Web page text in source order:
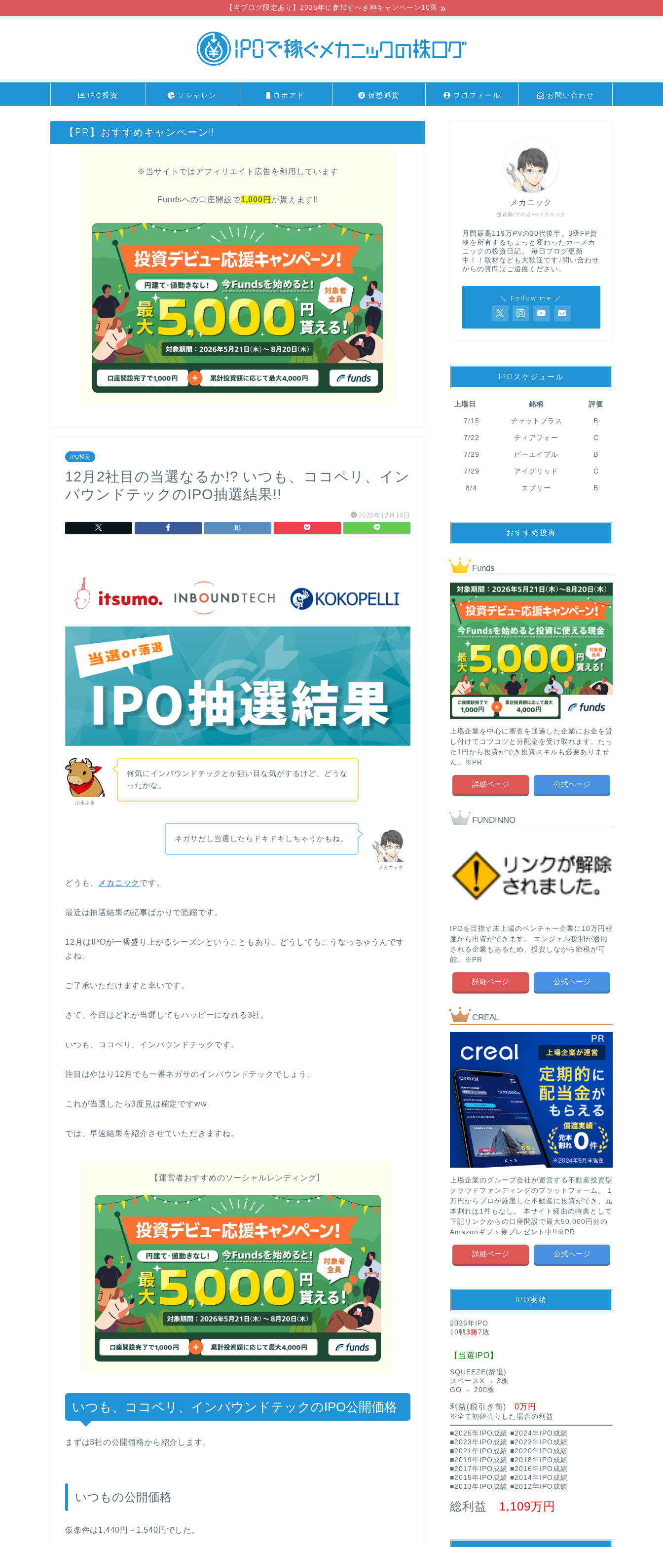
【当ブログ限定あり】2026年に参加すべき神キャンペーン10選
IPO投資 ソシャレン ロボアド 仮想通貨 プロフィール お問い合わせ
【PR】おすすめキャンペーン!!
※当サイトではアフィリエイト広告を利用しています
Fundsへの口座開設で1,000円 が貰えます!!
IPO投資
12月2社目の当選なるか!? いつも、ココペリ、イン
バウンドテックのIPO抽選結果!!
2020年12月14日
ぶるぶる
何気にインバウンドテックとか狙い目な気がするけど、どうな
ったかな。
メカニック
ネガサだし当選したらドキドキしちゃうかもね。
どうも、 メカニック です。
最近は抽選結果の記事ばかりで恐縮です。
12月はIPOが一番盛り上がるシーズンということもあり、どうしてもこうなっちゃうんです
よね。
ご了承いただけますと幸いです。
さて、今回はどれが当選してもハッピーになれる3社。
いつも、ココペリ、インバウンドテックです。
注目はやはり12月でも一番ネガサのインバウンドテックでしょう。
これが当選したら3度見は確定ですww
では、早速結果を紹介させていただきますね。
【運営者おすすめのソーシャルレンディング】
いつも、ココペリ、インバウンドテックのIPO公開価格
まずは3社の公開価格から紹介します。
いつもの公開価格
仮条件は1,440円～1,540円でした。
投資家/ブロガー/メカニック
メカニック
月間最高119万PVの30代後半、3級FP資
格を所有するちょっと変わったカーメカ
ニックの投資日記。 毎日ブログ更新
中！！取材なども大歓迎です♪問い合わせ
からの質問はご遠慮ください。
＼ Follow me ／
IPOスケジュール
上場日 銘柄 評価
7/15 チャットプラス B
7/22 ティアフォー C
7/29 ビーエイブル B
7/29 アイグリッド C
8/4 エブリー B
おすすめ投資
Funds
上場企業を中心に審査を通過した企業にお金を貸
し付けてコツコツと分配金を受け取れます。たっ
た1円から投資ができ投資スキルも必要ありませ
ん。※PR
詳細ページ 公式ページ
FUNDINNO
IPOを目指す未上場のベンチャー企業に10万円程
度から出資ができます。 エンジェル税制が適用
される企業もあるため、投資しながら節税が可
能。※PR
詳細ページ 公式ページ
CREAL
上場企業のグループ会社が運営する不動産投資型
クラウドファンディングのプラットフォーム。 1
万円からプロが厳選した不動産に投資ができ、元
本割れは1件もなし。 本サイト経由の特典として
下記リンクからの口座開設で最大50,000円分の
Amazonギフト券プレゼント中!!※PR
詳細ページ 公式ページ
IPO実績
2026年IPO
10戦3勝7敗
【当選IPO】
SQUEEZE(辞退)
スペースX → 3株
GO → 200株
利益(税引き前) 0万円
※全て初値売りした場合の利益
■2025年IPO成績 ■2024年IPO成績
■2023年IPO成績 ■2022年IPO成績
■2021年IPO成績 ■2020年IPO成績
■2019年IPO成績 ■2018年IPO成績
■2017年IPO成績 ■2016年IPO成績
■2015年IPO成績 ■2014年IPO成績
■2013年IPO成績 ■2012年IPO成績
総利益 1,109万円